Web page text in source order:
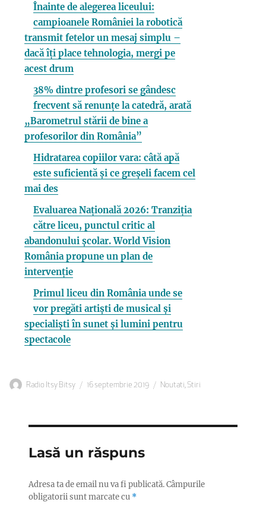
Înainte de alegerea liceului:
campioanele României la robotică
transmit fetelor un mesaj simplu –
dacă îți place tehnologia, mergi pe
acest drum
38% dintre profesori se gândesc
frecvent să renunțe la catedră, arată
„Barometrul stării de bine a
profesorilor din România”
Hidratarea copiilor vara: câtă apă
este suficientă și ce greșeli facem cel
mai des
Evaluarea Națională 2026: Tranziția
către liceu, punctul critic al
abandonului școlar. World Vision
România propune un plan de
intervenție
Primul liceu din România unde se
vor pregăti artiști de musical și
specialiști în sunet și lumini pentru
spectacole
Autor
Radio Itsy Bitsy
Publicat
16 septembrie 2019 Categorii
Noutati,Stiri
Lasă un răspuns
Adresa ta de email nu va fi publicată.Câmpurile
obligatorii sunt marcate cu *